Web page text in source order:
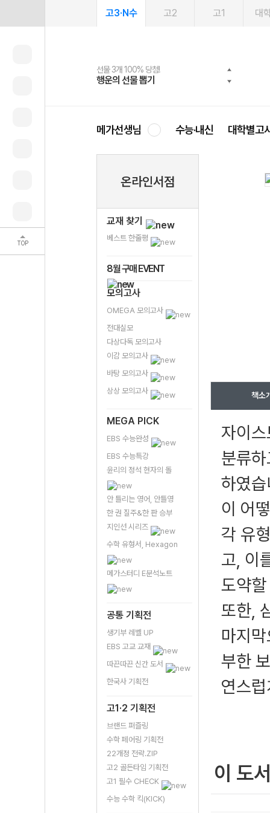
TOP
고3·N수 고2 고1 대
선물 3개 100% 당첨!
행운의 선물 뽑기
선물 100% 증정!
메가스터디 X 올리브
여름방학 스터디 캐시백
메가런 썸머스쿨
2027 러셀 단과
강사 공개선발
스마트러닝앱
설문 EVENT
메가패스
3일 무료 체험권
메가패스 수강생 무료혜택!
메가클럽 멤버십
사회공헌 캠페인
희망이룸 메가나눔
메가선생님 수능·내신 대학별고
온라인서점
교재 찾기
베스트 한줄평
8월 구매 EVENT
모의고사
OMEGA 모의고사
전대실모
다상다독 모의고사
이감 모의고사
바탕 모의고사
상상 모의고사
MEGA PICK
EBS 수능완성
EBS 수능특강
윤리의 정석 현자의 돌
안 틀리는 영어, 안틀영
한 권 질주&한 판 승부
지인선 시리즈
수학 유형서, Hexagon
메가스터디 E분석노트
공통 기획전
생기부 레벨 UP
EBS 고교 교재
따끈따끈 신간 도서
한국사 기획전
고1·2 기획전
브랜드 퍼즐링
수학 페어링 기획전
22개정 전략.ZIP
고2 골든타임 기획전
고1 필수 CHECK
수능 수학 킥(KICK)
책소
자이
분류
하였
이 어
각 유
고, 이
도약
또한,
마지
부한
연스
이 도